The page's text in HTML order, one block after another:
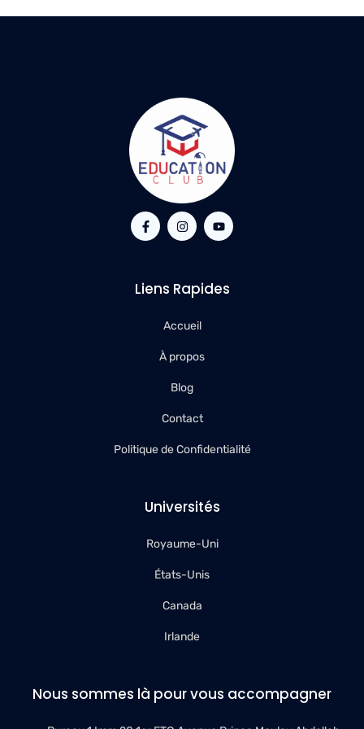
Liens Rapides
Accueil
À propos
Blog
Contact
Politique de Confidentialité
Universités
Royaume-Uni
États-Unis
Canada
Irlande
Nous sommes là pour vous accompagner